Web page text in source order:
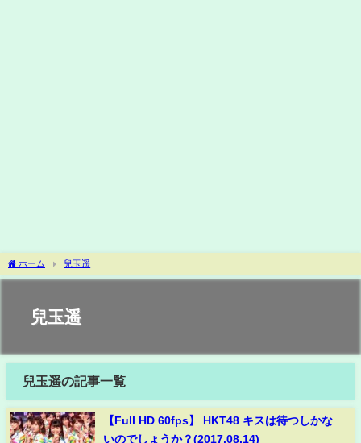
ホーム 兒玉遥
兒玉遥
兒玉遥の記事一覧
【Full HD 60fps】 HKT48 キスは待つしかな
いのでしょうか？(2017.08.14)